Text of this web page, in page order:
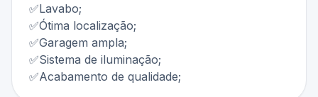
✅Lavabo;
✅Ótima localização;
✅Garagem ampla;
✅Sistema de iluminação;
✅Acabamento de qualidade;